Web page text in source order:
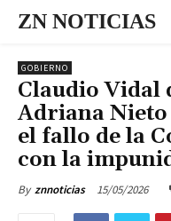
ZN NOTICIAS
GOBIERNO
Claudio Vidal
Adriana
el fallo de la
con la
By znnoticias 15/05/2026